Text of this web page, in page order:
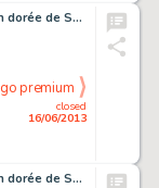
PRATT Corto Maltese La maison dorée de Samarkand Encre de Chine et feutre
closed
16/06/2013
go premium
PRATT Corto Maltese La maison dorée de Samarkand Encre de Chine et feutre